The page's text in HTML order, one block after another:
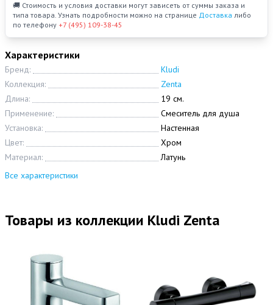
Характеристики
Бренд:
Kludi
Коллекция:
Zenta
Длина:
19 см.
Применение:
Смеситель для душа
Установка:
Настенная
Цвет:
Хром
Материал:
Латунь
Все характеристики
🚚 Стоимость и условия доставки могут зависеть от суммы заказа и
типа товара. Узнать подробности можно на странице Доставка либо
по телефону +7 (495) 109-38-45
Товары из коллекции Kludi Zenta